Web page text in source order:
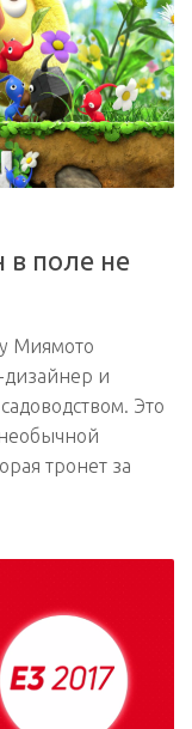
поле не
Миямото
дизайнер и
Это
тронет за